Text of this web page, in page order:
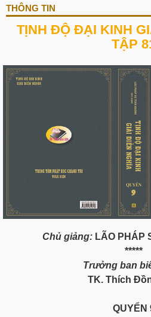
THÔNG TIN
TỊNH ĐỘ ĐẠI KINH
TẬP
Chủ giảng: LÃO PHÁP
*****
Trưởng ban
TK. Thích
QUYỂN